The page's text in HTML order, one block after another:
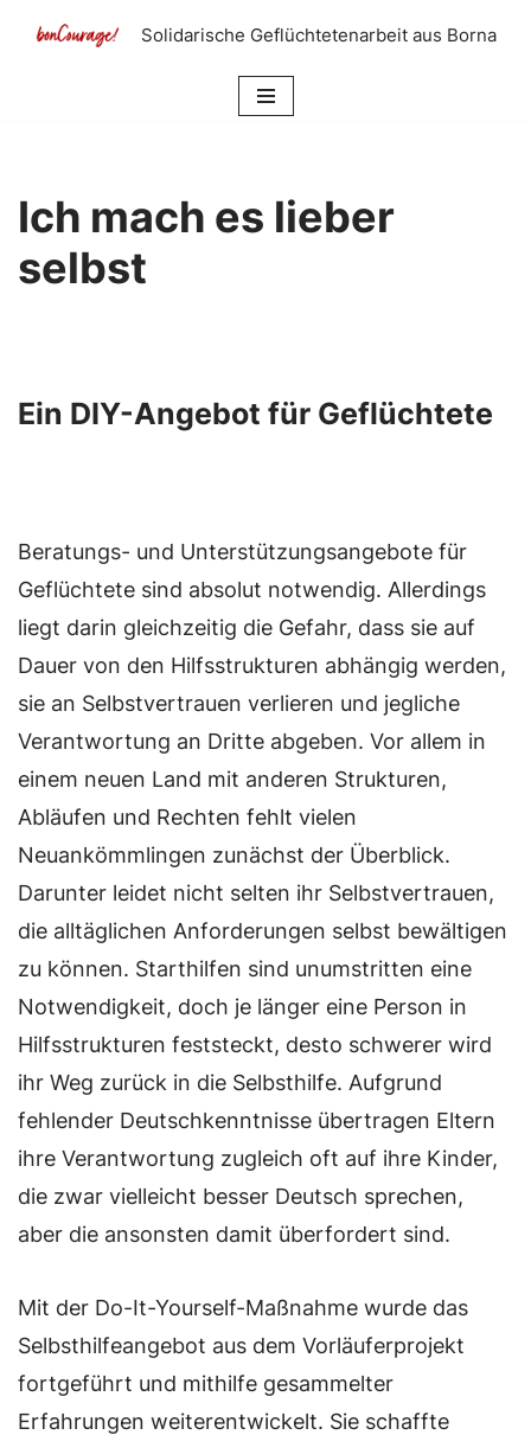
Solidarische Geflüchtetenarbeit aus Borna
Ich mach es lieber
selbst
Ein DIY-Angebot für Geflüchtete
Beratungs- und Unterstützungsangebote für
Geflüchtete sind absolut notwendig. Allerdings
liegt darin gleichzeitig die Gefahr, dass sie auf
Dauer von den Hilfsstrukturen abhängig werden,
sie an Selbstvertrauen verlieren und jegliche
Verantwortung an Dritte abgeben. Vor allem in
einem neuen Land mit anderen Strukturen,
Abläufen und Rechten fehlt vielen
Neuankömmlingen zunächst der Überblick.
Darunter leidet nicht selten ihr Selbstvertrauen,
die alltäglichen Anforderungen selbst bewältigen
zu können. Starthilfen sind unumstritten eine
Notwendigkeit, doch je länger eine Person in
Hilfsstrukturen feststeckt, desto schwerer wird
ihr Weg zurück in die Selbsthilfe. Aufgrund
fehlender Deutschkenntnisse übertragen Eltern
ihre Verantwortung zugleich oft auf ihre Kinder,
die zwar vielleicht besser Deutsch sprechen,
aber die ansonsten damit überfordert sind.
Mit der Do-It-Yourself-Maßnahme wurde das
Selbsthilfeangebot aus dem Vorläuferprojekt
fortgeführt und mithilfe gesammelter
Erfahrungen weiterentwickelt. Sie schaffte